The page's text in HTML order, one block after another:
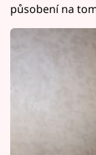
působení na